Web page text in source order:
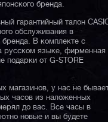
бренда.
гарантийный талон
обслуживания в
В комплекте с
русском языке, фирменная
подарки от G-STORE
магазинов, у нас не
часов из наложенных
до вас. Все часы в
новые и вы будете